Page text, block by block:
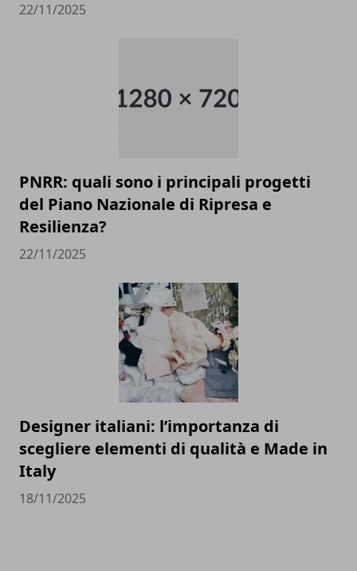
22/11/2025
PNRR: quali sono i principali progetti
del Piano Nazionale di Ripresa e
Resilienza?
22/11/2025
Designer italiani: l’importanza di
scegliere elementi di qualità e Made in
Italy
18/11/2025